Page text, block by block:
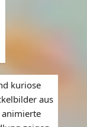
kuriose
aus